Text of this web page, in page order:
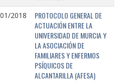
2018
PROTOCOLO GENERAL DE
ACTUACIÓN ENTRE LA
UNIVERSIDAD DE MURCIA Y
LA ASOCIACIÓN DE
FAMILIARES Y ENFERMOS
PSÍQUICOS DE
ALCANTARILLA (AFESA)